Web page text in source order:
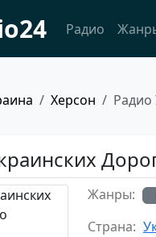
Радио
Херсон Радио
Жанры:
Страна: